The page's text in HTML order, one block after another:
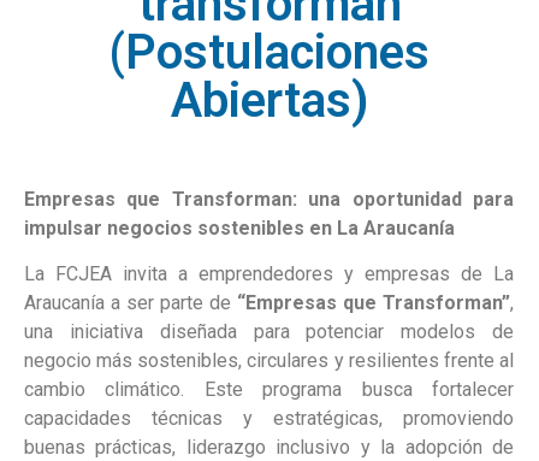
(Postulaciones
Abiertas)
Empresas que Transforman: una oportunidad para
impulsar negocios sostenibles en La Araucanía
La FCJEA invita a emprendedores y empresas de La
Araucanía a ser parte de “Empresas que Transforman”,
una iniciativa diseñada para potenciar modelos de
negocio más sostenibles, circulares y resilientes frente al
cambio climático. Este programa busca fortalecer
capacidades técnicas y estratégicas, promoviendo
buenas prácticas, liderazgo inclusivo y la adopción de